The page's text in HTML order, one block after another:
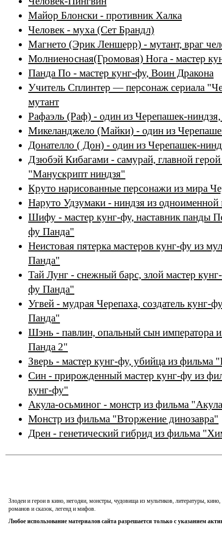
Майор Блонски - противник Халка
Человек - муха (Сет Брандл)
Магнето (Эрик Леншерр) - мутант, враг
Молниеносная(Громовая) Нога - мастер
Панда По - мастер кунг-фу, Воин Дракона
Учитель Сплинтер — персонаж сериала
мутант
Рафаэль (Раф) - один из Черепашек-
Микеланджело (Майки) - один из
Донателло ( Дон) - один из Черепашек-
Дзюбэй Кибагами - самурай, главной
"Манускрипт ниндзя"
Круто нарисованные персонажи из мира
Наруто Удзумаки - ниндзя из одноименной
Шифу - мастер кунг-фу, наставник панды
фу Панда"
Неистовая пятерка мастеров кунг-фу из
Панда"
Тай Лунг - снежный барс, злой мастер
фу Панда"
Угвей - мудрая Черепаха, создатель кунг-
Панда"
Шэнь - павлин, опальный сын императора
Панда 2"
Зверь - мастер кунг-фу, убийца из фильма
Син - прирожденный мастер кунг-фу из
кунг-фу"
Акула-осьминог - монстр из фильма
Монстр из фильма "Вторжение динозавра"
Дрен - генетический гибрид из фильма
Злодеи и герои в кино, негодяи, монстры, чудовища из мультиков, литературы,
романов и сказок, легенд и мифов.
Любое использование материалов сайта разрешается только с указанием